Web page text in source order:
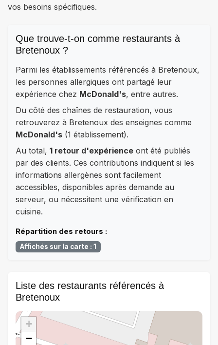
vos besoins spécifiques.
Que trouve-t-on comme restaurants à
Bretenoux ?
Parmi les établissements référencés à Bretenoux,
les personnes allergiques ont partagé leur
expérience chez McDonald's, entre autres.
Du côté des chaînes de restauration, vous
retrouverez à Bretenoux des enseignes comme
McDonald's (1 établissement).
Au total, 1 retour d'expérience ont été publiés
par des clients. Ces contributions indiquent si les
informations allergènes sont facilement
accessibles, disponibles après demande au
serveur, ou nécessitent une vérification en
cuisine.
Répartition des retours :
Affichés sur la carte : 1
Liste des restaurants référencés à
Bretenoux
+
−